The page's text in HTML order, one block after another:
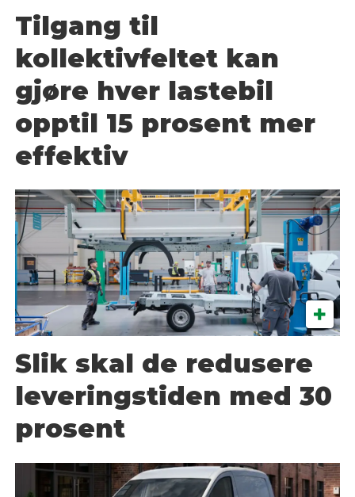
Tilgang til
kollektivfeltet kan
gjøre hver lastebil
opptil 15 prosent mer
effektiv
Slik skal de redusere
leveringstiden med 30
prosent